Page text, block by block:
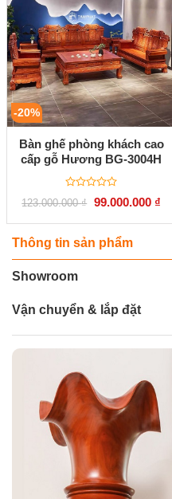
-20%
Bàn ghế phòng khách cao
cấp gỗ Hương BG-3004H
Được
xếp
5
sao
123.000.000₫ Giá
là:
99.000.000 ₫Giá
tại
Thông tin sản phẩm
Showroom
Vận chuyển & lắp đặt